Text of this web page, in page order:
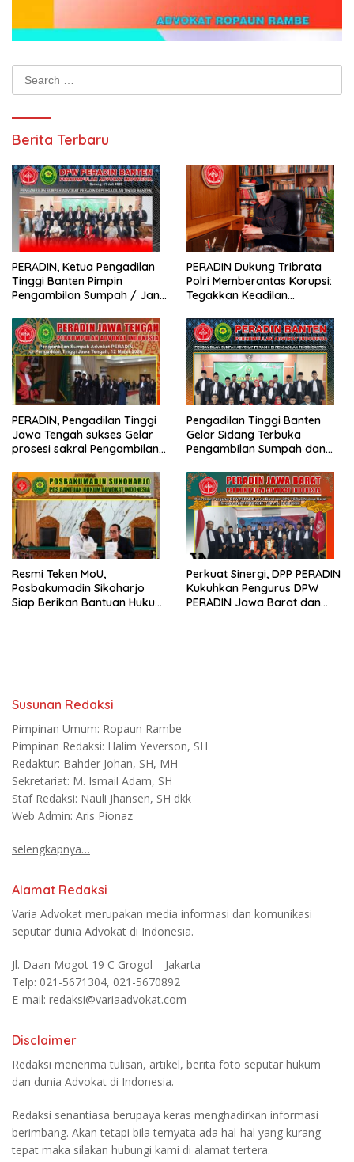
Search
for:
Berita Terbaru
PERADIN, Ketua Pengadilan
Tinggi Banten Pimpin
Pengambilan Sumpah / Janji
PERADIN Dukung Tribrata
Polri Memberantas Korupsi:
Tegakkan Keadilan
Justitia Ruat Caelum
PERADIN, Pengadilan Tinggi
Jawa Tengah sukses Gelar
prosesi sakral Pengambilan
Pengadilan Tinggi Banten
Gelar Sidang Terbuka
Pengambilan Sumpah dan
Resmi Teken MoU,
Posbakumadin Sikoharjo
Siap Berikan Bantuan Hukum
Perkuat Sinergi, DPP PERADIN
Kukuhkan Pengurus DPW
PERADIN Jawa Barat dan
Susunan Redaksi
Pimpinan Umum: Ropaun Rambe
Pimpinan Redaksi: Halim Yeverson, SH
Redaktur: Bahder Johan, SH, MH
Sekretariat: M. Ismail Adam, SH
Staf Redaksi: Nauli Jhansen, SH dkk
Web Admin: Aris Pionaz
selengkapnya…
Alamat Redaksi
Varia Advokat merupakan media informasi dan komunikasi
seputar dunia Advokat di Indonesia.
Jl. Daan Mogot 19 C Grogol – Jakarta
Telp: 021-5671304, 021-5670892
E-mail: redaksi@variaadvokat.com
Disclaimer
Redaksi menerima tulisan, artikel, berita foto seputar hukum
dan dunia Advokat di Indonesia.
Redaksi senantiasa berupaya keras menghadirkan informasi
berimbang. Akan tetapi bila ternyata ada hal-hal yang kurang
tepat maka silakan hubungi kami di alamat tertera.